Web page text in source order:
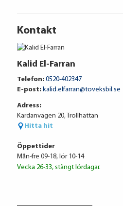
Volkswagen Financial Services
Kontakt
Kalid El-Farran
Telefon: 0520-402347
E-post: kalid.elfarran@toveksbil.se
Adress:
Kardanvägen 20, Trollhättan
Hitta hit
Öppettider
Mån-fre 09-18, lör 10-14
Vecka 26-33, stängt lördagar.